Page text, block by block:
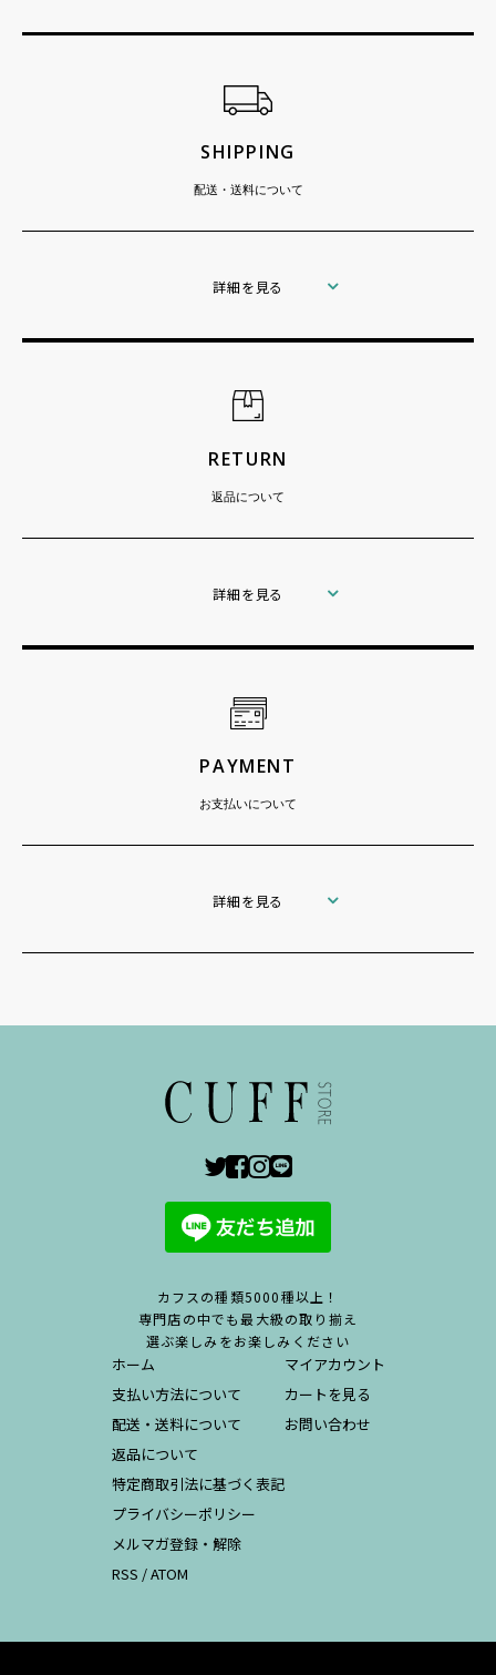
ショッピングガイド
SHIPPING
配送・送料について
詳細を見る
RETURN
返品について
詳細を見る
PAYMENT
お支払いについて
詳細を見る
カフスの種類5000種以上！
専門店の中でも最大級の取り揃え
選ぶ楽しみをお楽しみください
ホーム
支払い方法について
配送・送料について
返品について
特定商取引法に基づく表記
プライバシーポリシー
メルマガ登録・解除
RSS /ATOM
マイアカウント
カートを見る
お問い合わせ